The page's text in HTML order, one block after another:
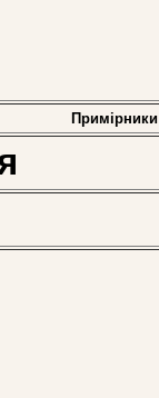
Примірники